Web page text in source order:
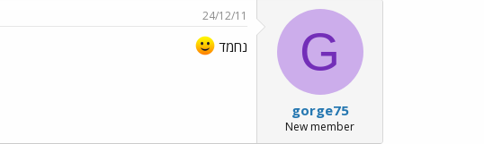
G
gorge75
New member
24/12/11
נחמד